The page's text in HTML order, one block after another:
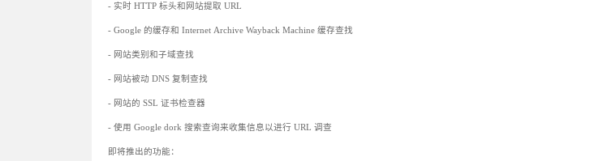
- 实时 HTTP 标头和网站提取 URL
- Google 的缓存和 Internet Archive Wayback Machine 缓存查找
- 网站类别和子域查找
- 网站被动 DNS 复制查找
- 网站的 SSL 证书检查器
- 使用 Google dork 搜索查询来收集信息以进行 URL 调查
即将推出的功能：